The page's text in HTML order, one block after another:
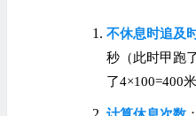
不休息时追及
秒（此时甲跑
了4×100=400米